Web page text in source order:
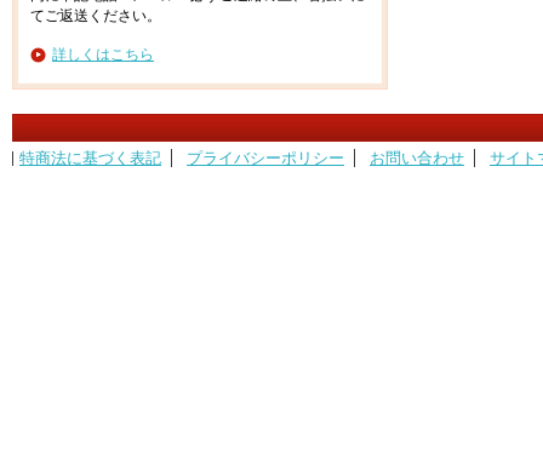
てご返送ください。
詳しくはこちら
特商法に基づく表記 プライバシーポリシー お問い合わせ サイト